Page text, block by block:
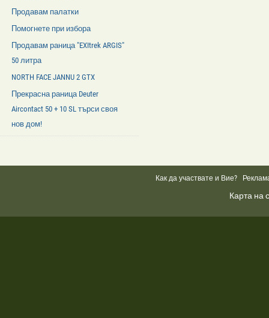
Продавам палатки
Помогнете при избора
Продавам раница "EXItrek ARGIS"
50 литра
NORTH FACE JANNU 2 GTX
Прекрасна раница Deuter
Aircontact 50 + 10 SL търси своя
нов дом!
Как да участвате и Вие?
Карта на